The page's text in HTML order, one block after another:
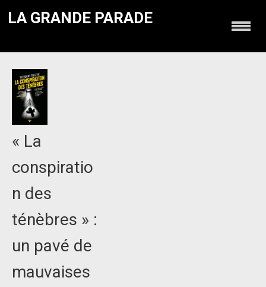
LA GRANDE PARADE
« La
conspiratio
n des
ténèbres » :
un pavé de
mauvaises